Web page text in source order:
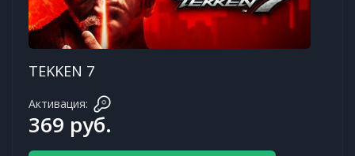
TEKKEN 7
Активация:
369 руб.